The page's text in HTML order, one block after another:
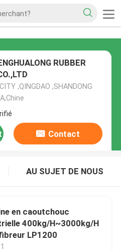
RUBBER
,QINGDAO ,SHANDONG
Contact
AU SUJET DE NOUS
en caoutchouc
400kg/H~3000kg/H
LP1200